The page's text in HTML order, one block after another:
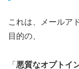
これは、メールア
目的の、
「 悪質なオプトイ